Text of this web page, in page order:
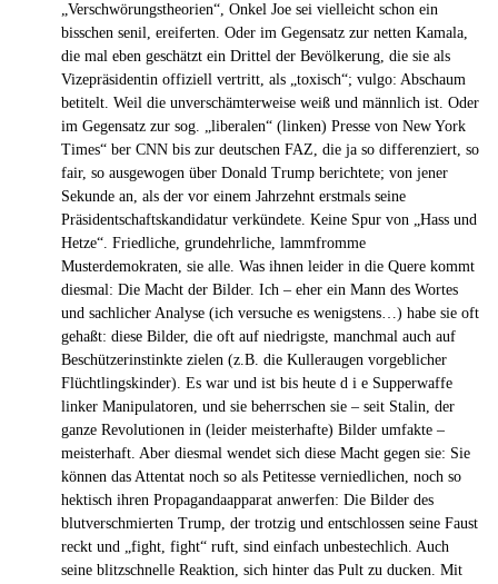
„Verschwörungstheorien“, Onkel Joe sei vielleicht schon ein
bisschen senil, ereiferten. Oder im Gegensatz zur netten Kamala,
die mal eben geschätzt ein Drittel der Bevölkerung, die sie als
Vizepräsidentin offiziell vertritt, als „toxisch“; vulgo: Abschaum
betitelt. Weil die unverschämterweise weiß und männlich ist. Oder
im Gegensatz zur sog. „liberalen“ (linken) Presse von New York
Times“ ber CNN bis zur deutschen FAZ, die ja so differenziert, so
fair, so ausgewogen über Donald Trump berichtete; von jener
Sekunde an, als der vor einem Jahrzehnt erstmals seine
Präsidentschaftskandidatur verkündete. Keine Spur von „Hass und
Hetze“. Friedliche, grundehrliche, lammfromme
Musterdemokraten, sie alle. Was ihnen leider in die Quere kommt
diesmal: Die Macht der Bilder. Ich – eher ein Mann des Wortes
und sachlicher Analyse (ich versuche es wenigstens…) habe sie oft
gehaßt: diese Bilder, die oft auf niedrigste, manchmal auch auf
Beschützerinstinkte zielen (z.B. die Kulleraugen vorgeblicher
Flüchtlingskinder). Es war und ist bis heute d i e Supperwaffe
linker Manipulatoren, und sie beherrschen sie – seit Stalin, der
ganze Revolutionen in (leider meisterhafte) Bilder umfakte –
meisterhaft. Aber diesmal wendet sich diese Macht gegen sie: Sie
können das Attentat noch so als Petitesse verniedlichen, noch so
hektisch ihren Propagandaapparat anwerfen: Die Bilder des
blutverschmierten Trump, der trotzig und entschlossen seine Faust
reckt und „fight, fight“ ruft, sind einfach unbestechlich. Auch
seine blitzschnelle Reaktion, sich hinter das Pult zu ducken. Mit